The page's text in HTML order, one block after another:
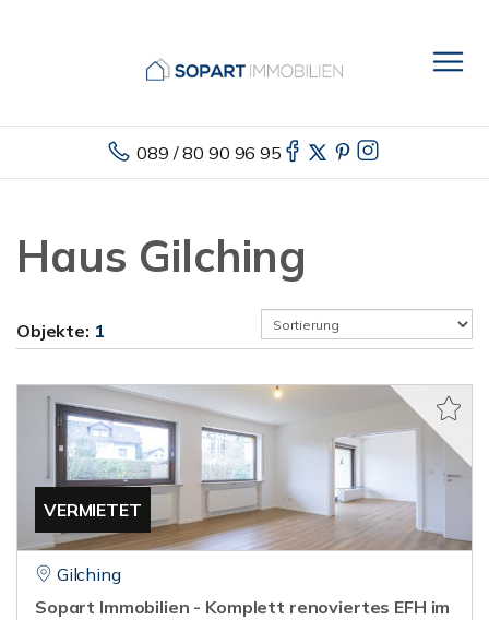
089 / 80 90 96 95
Haus Gilching
Objekte: 1
VERMIETET
Gilching
Sopart Immobilien - Komplett renoviertes EFH im